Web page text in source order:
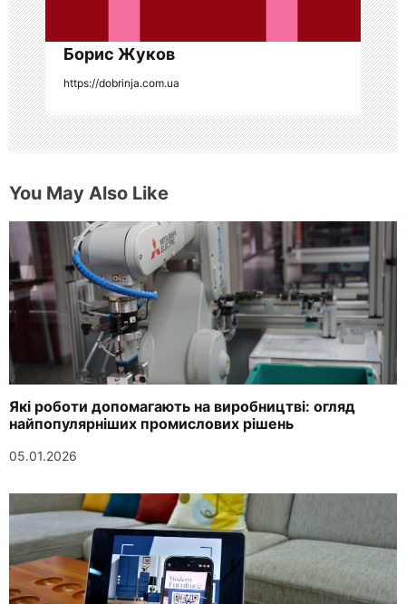
и
с
я
м
Борис Жуков
https://dobrinja.com.ua
You May Also Like
Які роботи допомагають на виробництві: огляд
найпопулярніших промислових рішень
05.01.2026